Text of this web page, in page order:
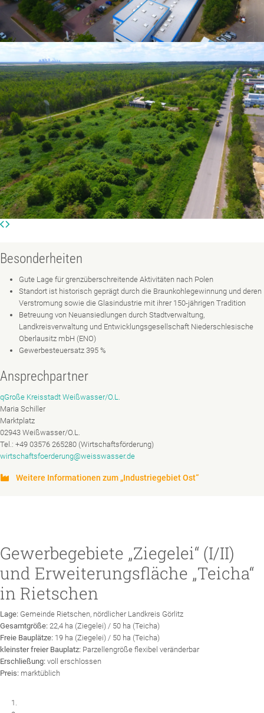
Besonderheiten
Gute Lage für grenzüberschreitende Aktivitäten nach Polen
Standort ist historisch geprägt durch die Braunkohlegewinnung und deren
Verstromung sowie die Glasindustrie mit ihrer 150-jährigen Tradition
Betreuung von Neuansiedlungen durch Stadtverwaltung,
Landkreisverwaltung und Entwicklungsgesellschaft Niederschlesische
Oberlausitz mbH (ENO)
Gewerbesteuersatz 395 %
Ansprechpartner
qGroße Kreisstadt Weißwasser/O.L.
Maria Schiller
Marktplatz
02943 Weißwasser/O.L.
Tel.: +49 03576 265280 (Wirtschaftsförderung)
wirtschaftsfoerderung@weisswasser.de
Weitere Informationen zum „Industriegebiet Ost“
Gewerbegebiete „Ziegelei“ (I/II)
und Erweiterungsfläche „Teicha“
in Rietschen
Lage: Gemeinde Rietschen, nördlicher Landkreis Görlitz
Gesamtgröße: 22,4 ha (Ziegelei) / 50 ha (Teicha)
Freie Bauplätze: 19 ha (Ziegelei) / 50 ha (Teicha)
kleinster freier Bauplatz: Parzellengröße flexibel veränderbar
Erschließung: voll erschlossen
Preis: marktüblich